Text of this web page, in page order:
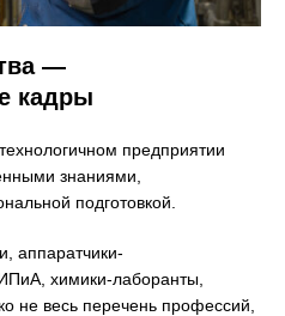
—
кадры
предприятии
знаниями,
подготовкой.
аппаратчики-
химики-лаборанты,
не весь перечень профессий,